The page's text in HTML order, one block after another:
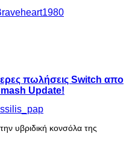
πωλήσεις Switch απο
Update!
υβριδική κονσόλα της